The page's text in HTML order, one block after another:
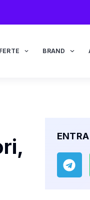
BRAND